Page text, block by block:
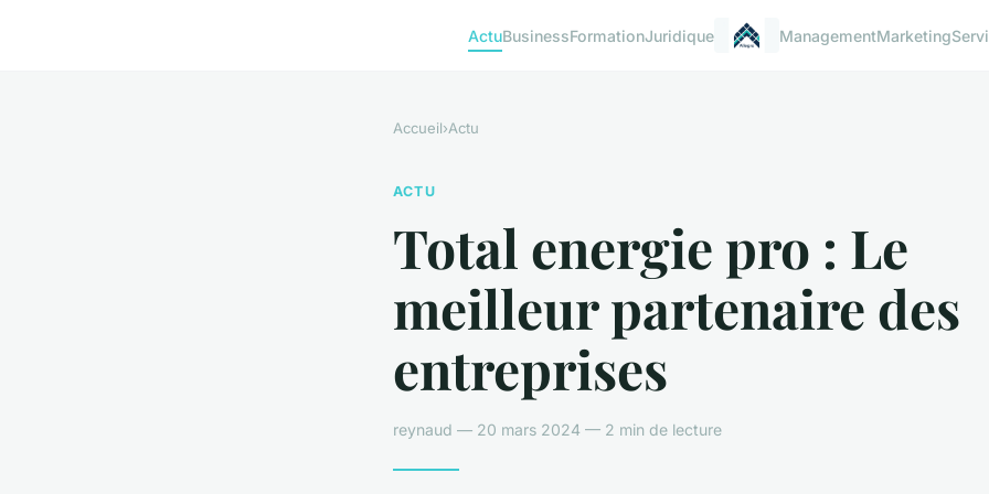
ActuBusinessFormationJuridique ManagementMarketing
Accueil›Actu
ACTU
Total energie pro : Le
meilleur partenaire des
entreprises
reynaud — 20 mars 2024 — 2 min de lecture